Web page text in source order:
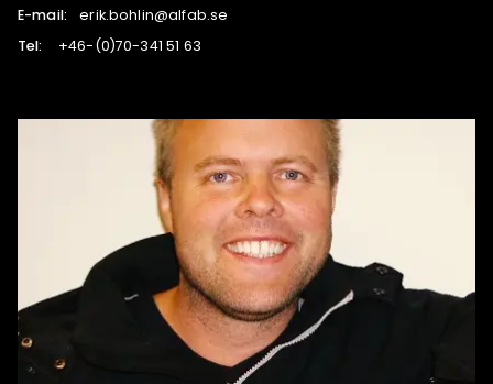
E-mail:
es.bafla@nilhob.kire
Tel:
36 15 143-07(0)-64+